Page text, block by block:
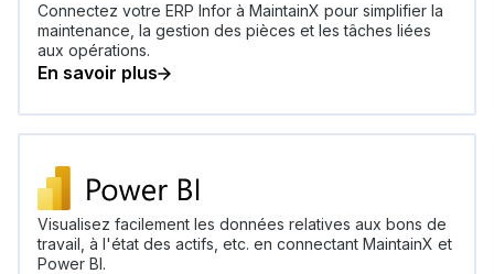
Connectez votre ERP Infor à MaintainX pour simplifier la
maintenance, la gestion des pièces et les tâches liées
aux opérations.
En savoir plus
Visualisez facilement les données relatives aux bons de
travail, à l'état des actifs, etc. en connectant MaintainX et
Power BI.